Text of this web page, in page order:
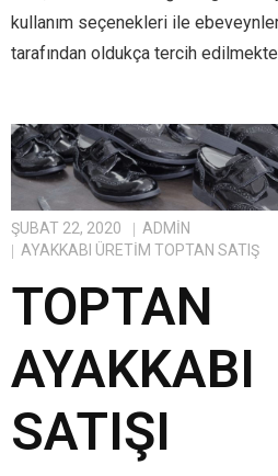
kullanım seçenekleri ile
tarafından oldukça tercih
ŞUBAT 22, 2020
ADMIN
AYAKKABI ÜRETIM TOPTAN SATIŞ
TOPTAN
AYAKKABI
SATIŞI